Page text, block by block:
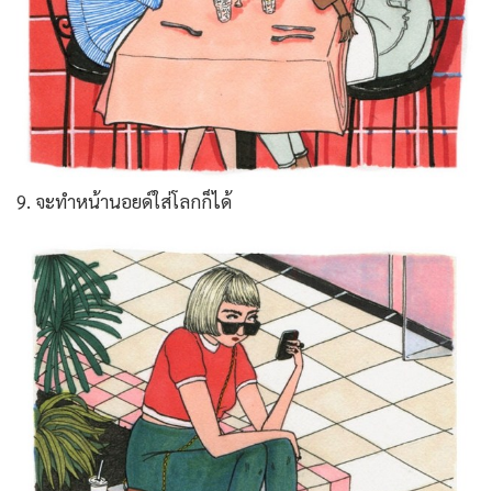
9. จะทำหน้านอยด์ใส่โลกก็ได้